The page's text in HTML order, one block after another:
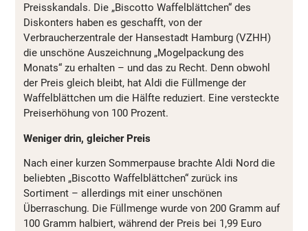
Preisskandals. Die „Biscotto Waffelblättchen“ des
Diskonters haben es geschafft, von der
Verbraucherzentrale der Hansestadt Hamburg (VZHH)
die unschöne Auszeichnung „Mogelpackung des
Monats“ zu erhalten – und das zu Recht. Denn obwohl
der Preis gleich bleibt, hat Aldi die Füllmenge der
Waffelblättchen um die Hälfte reduziert. Eine versteckte
Preiserhöhung von 100 Prozent.
Weniger drin, gleicher Preis
Nach einer kurzen Sommerpause brachte Aldi Nord die
beliebten „Biscotto Waffelblättchen“ zurück ins
Sortiment – allerdings mit einer unschönen
Überraschung. Die Füllmenge wurde von 200 Gramm auf
100 Gramm halbiert, während der Preis bei 1,99 Euro